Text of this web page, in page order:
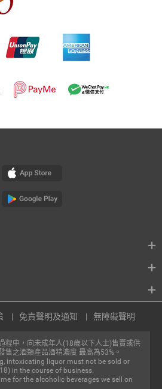
程中，向未成年人(18歲以下人士)售賣或供
售之酒類產品酒精濃度 最高為53%。
intoxicating liquor must not be sold or
in the course of business.
for the alcoholic beverages we sell on
免責聲明及通知 無障礙聲明